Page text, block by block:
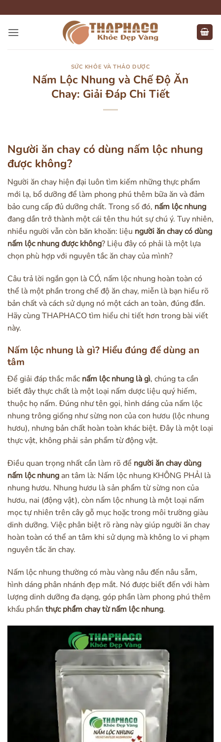
qua
nội
SỨC KHỎE VÀ THẢO DƯỢC
Nấm Lộc Nhung và Chế Độ Ăn
Chay: Giải Đáp Chi Tiết
Người ăn chay có dùng nấm lộc nhung
được không?
Người ăn chay hiện đại luôn tìm kiếm những thực phẩm
mới lạ, bổ dưỡng để làm phong phú thêm bữa ăn và đảm
bảo cung cấp đủ dưỡng chất. Trong số đó, nấm lộc nhung
đang dần trở thành một cái tên thu hút sự chú ý. Tuy nhiên,
nhiều người vẫn còn băn khoăn: liệu người ăn chay có dùng
nấm lộc nhung được không? Liệu đây có phải là một lựa
chọn phù hợp với nguyên tắc ăn chay của mình?
Câu trả lời ngắn gọn là CÓ, nấm lộc nhung hoàn toàn có
thể là một phần trong chế độ ăn chay, miễn là bạn hiểu rõ
bản chất và cách sử dụng nó một cách an toàn, đúng đắn.
Hãy cùng THAPHACO tìm hiểu chi tiết hơn trong bài viết
này.
Nấm lộc nhung là gì? Hiểu đúng để dùng an
tâm
Để giải đáp thắc mắc nấm lộc nhung là gì, chúng ta cần
biết đây thực chất là một loại nấm dược liệu quý hiếm,
thuộc họ nấm. Đúng như tên gọi, hình dáng của nấm lộc
nhung trông giống như sừng non của con hươu (lộc nhung
hươu), nhưng bản chất hoàn toàn khác biệt. Đây là một loại
thực vật, không phải sản phẩm từ động vật.
Điều quan trọng nhất cần làm rõ để người ăn chay dùng
nấm lộc nhung an tâm là: Nấm lộc nhung KHÔNG PHẢI là
nhung hươu. Nhung hươu là sản phẩm từ sừng non của
hươu, nai (động vật), còn nấm lộc nhung là một loại nấm
mọc tự nhiên trên cây gỗ mục hoặc trong môi trường giàu
dinh dưỡng. Việc phân biệt rõ ràng này giúp người ăn chay
hoàn toàn có thể an tâm khi sử dụng mà không lo vi phạm
nguyên tắc ăn chay.
Nấm lộc nhung thường có màu vàng nâu đến nâu sẫm,
hình dáng phân nhánh đẹp mắt. Nó được biết đến với hàm
lượng dinh dưỡng đa dạng, góp phần làm phong phú thêm
khẩu phần thực phẩm chay từ nấm lộc nhung.